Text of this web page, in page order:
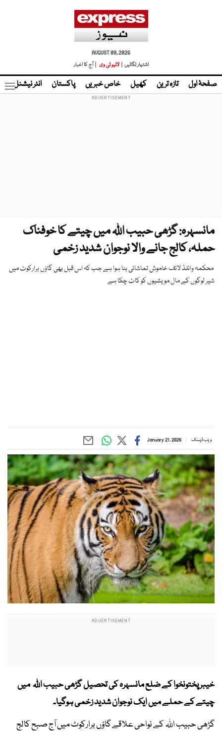
AUGUST 09, 2026
اشتہار لگائیں |
لائیو ٹی وی | آج کا اخبار
صفحۂ اول تازہ ترین کھیل خاص خبریں پاکستان انٹر نیشنل
مانسہرہ: گڑھی حبیب اللہ میں چیتے کا خوفناک
حملہ، کالج جانے والا نوجوان شدید زخمی
محکمہ وائلڈ لائف خاموش تماشائی بنا ہوا ہے جب کہ اس قبل بھی گاؤں برارکوٹ میں
شیر لوگوں کے مال مویشیوں کو کاٹ چکا ہے
ویب ڈیسک January 21, 2026
خیبر پختونخوا کے ضلع مانسہرہ کی تحصیل گڑھی حبیب اللہ میں
چیتے کے حملے میں ایک نوجوان شدید زخمی ہوگیا۔
گڑھی حبیب اللہ کے نواحی علاقے گاؤں برارکوٹ میں آج صبح کالج